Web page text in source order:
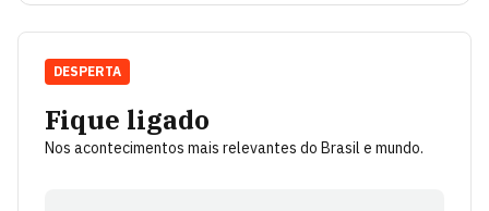
Fique ligado
Nos acontecimentos mais relevantes do Brasil e mundo.
DESPERTA